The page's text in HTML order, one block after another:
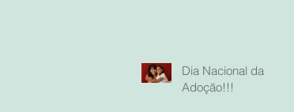
Dia Nacional da
Adoção!!!